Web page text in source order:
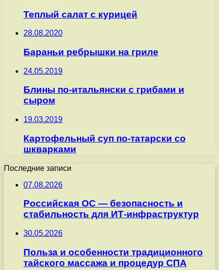
Теплый салат с курицей
28.08.2020
Бараньи ребрышки на гриле
24.05.2019
Блины по-итальянски с грибами и
сыром
19.03.2019
Картофельный суп по-татарски со
шкварками
Последние записи
07.08.2026
Российская ОС — безопасность и
стабильность для ИТ-инфраструктур
30.05.2026
Польза и особенности традиционного
тайского массажа и процедур СПА